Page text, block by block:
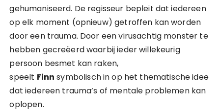
gehumaniseerd. De regisseur bepleit dat iedereen
op elk moment (opnieuw) getroffen kan worden
door een trauma. Door een virusachtig monster te
hebben gecreëerd waarbij ieder willekeurig
persoon besmet kan raken,
speelt Finn symbolisch in op het thematische idee
dat iedereen trauma’s of mentale problemen kan
oplopen.